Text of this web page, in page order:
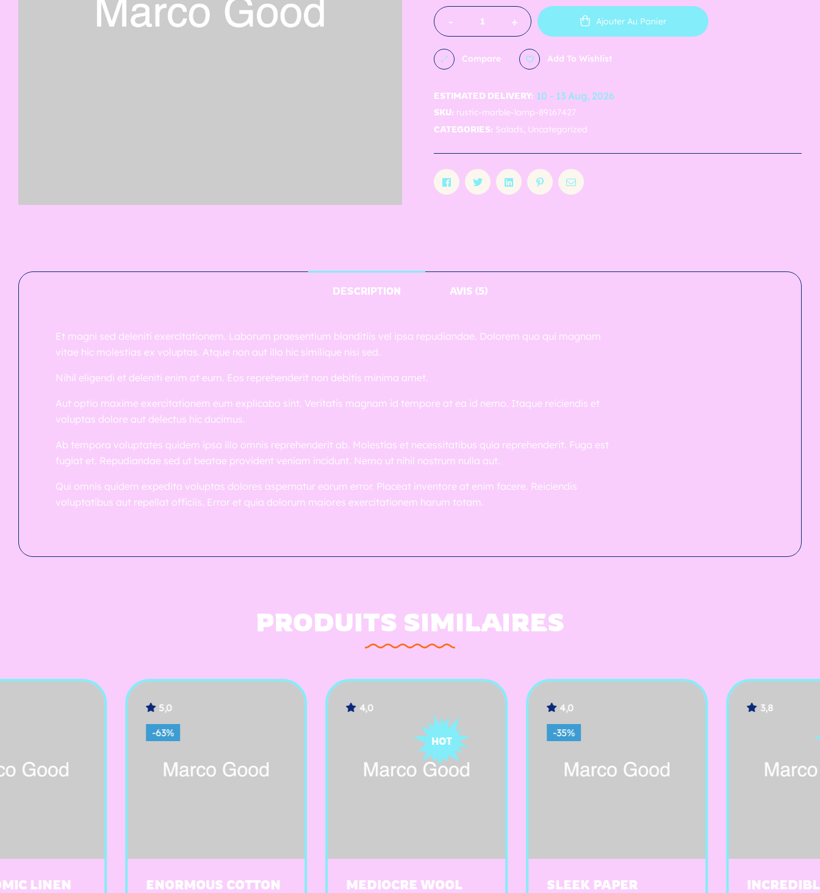
- + Ajouter Au Panier
Compare Add To Wishlist
ESTIMATED DELIVERY: 10 - 13 Aug, 2026
SKU: rustic-marble-lamp-89167427
CATEGORIES: Salads, Uncategorized
FacebookTwitterLinkedinPinterestEmail
DESCRIPTION AVIS (5)
Et magni sed deleniti exercitationem. Laborum praesentium blanditiis vel ipsa repudiandae. Dolorem quo qui magnam
vitae hic molestias ex voluptas. Atque non aut illo hic similique nisi sed.
Nihil eligendi et deleniti enim at eum. Eos reprehenderit non debitis minima amet.
Aut optio maxime exercitationem eum explicabo sint. Veritatis magnam id tempore at ea id nemo. Itaque reiciendis et
voluptas dolore aut delectus hic ducimus.
Ab tempora voluptates quidem ipsa illo omnis reprehenderit ab. Molestias et necessitatibus quia reprehenderit. Fuga est
fugiat et. Repudiandae sed ut beatae provident veniam incidunt. Nemo ut nihil nostrum nulla aut.
Qui omnis quidem expedita voluptas dolores aspernatur earum error. Placeat inventore at enim facere. Reiciendis
voluptatibus aut repellat officiis. Error et quia dolorum maiores exercitationem harum totam.
PRODUITS SIMILAIRES
ENORMOUS COTTON
MEDIOCRE WOOL
-35%
SLEEK PAPER
INCREDIBLE RUBBER